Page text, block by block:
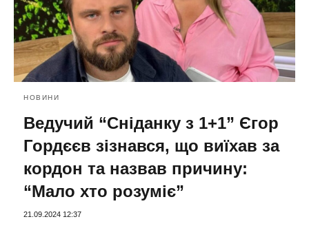
НОВИНИ
Ведучий “Сніданку з 1+1” Єгор
Гордєєв зізнався, що виїхав за
кордон та назвав причину:
“Мало хто розуміє”
21.09.2024 12:37